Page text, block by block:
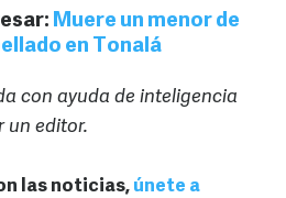
Muere un menor de
en Tonalá
con ayuda de inteligencia
un editor.
las noticias, únete a